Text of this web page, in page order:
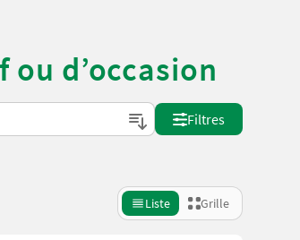
d’occasion
Filtres
Liste Grille